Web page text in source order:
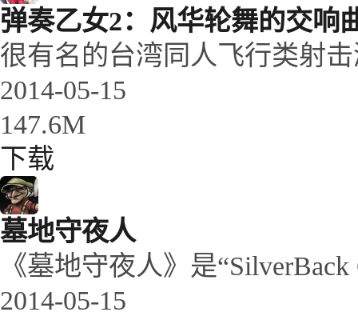
弹奏乙女2：风华轮舞的交响
很有名的台湾同人飞行类射
2014-05-15
147.6M
下载
墓地守夜人
《墓地守夜人》是“SilverBack
2014-05-15